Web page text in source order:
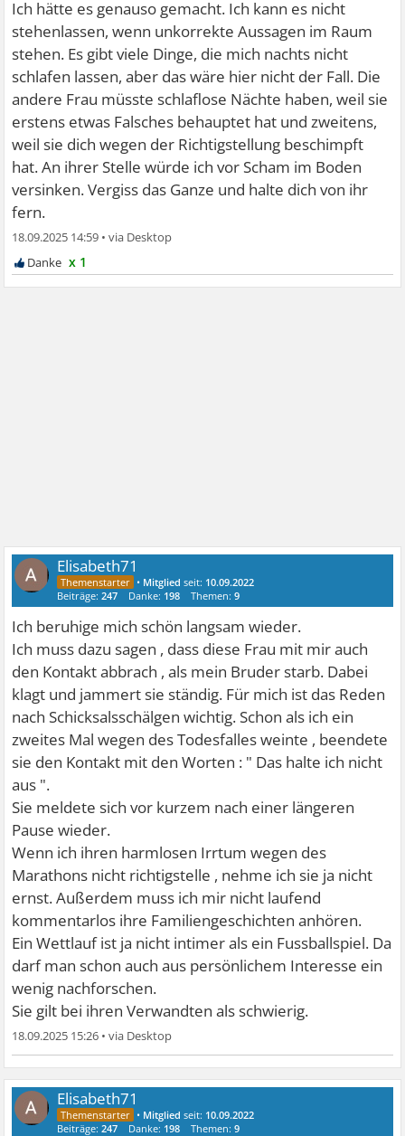
Ich hätte es genauso gemacht. Ich kann es nicht
stehenlassen, wenn unkorrekte Aussagen im Raum
stehen. Es gibt viele Dinge, die mich nachts nicht
schlafen lassen, aber das wäre hier nicht der Fall. Die
andere Frau müsste schlaflose Nächte haben, weil sie
erstens etwas Falsches behauptet hat und zweitens,
weil sie dich wegen der Richtigstellung beschimpft
hat. An ihrer Stelle würde ich vor Scham im Boden
versinken. Vergiss das Ganze und halte dich von ihr
fern.
18.09.2025 14:59 •
x 1
Elisabeth71
• Mitglied seit: 10.09.2022
Beiträge:247 Danke: 198 Themen:9
Ich beruhige mich schön langsam wieder.
Ich muss dazu sagen , dass diese Frau mit mir auch
den Kontakt abbrach , als mein Bruder starb. Dabei
klagt und jammert sie ständig. Für mich ist das Reden
nach Schicksalsschälgen wichtig. Schon als ich ein
zweites Mal wegen des Todesfalles weinte , beendete
sie den Kontakt mit den Worten : " Das halte ich nicht
aus ".
Sie meldete sich vor kurzem nach einer längeren
Pause wieder.
Wenn ich ihren harmlosen Irrtum wegen des
Marathons nicht richtigstelle , nehme ich sie ja nicht
ernst. Außerdem muss ich mir nicht laufend
kommentarlos ihre Familiengeschichten anhören.
Ein Wettlauf ist ja nicht intimer als ein Fussballspiel. Da
darf man schon auch aus persönlichem Interesse ein
wenig nachforschen.
Sie gilt bei ihren Verwandten als schwierig.
18.09.2025 15:26 •
Elisabeth71
• Mitglied seit: 10.09.2022
Beiträge:247 Danke: 198 Themen:9